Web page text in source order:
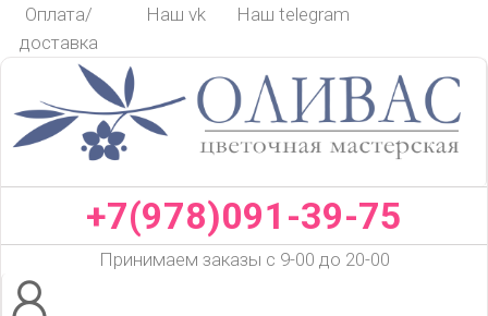
Skip
content
Оплата/
доставка
Наш vk Наш telegram
+7(978)091-39-75
Принимаем заказы с 9-00 до 20-00